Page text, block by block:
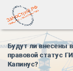
Будут ли внесены
правовой статус
Капинус?